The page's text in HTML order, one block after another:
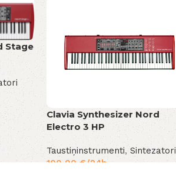
Stage
Clavia Synthesizer Nord
Electro 3 HP
Taustiņinstrumenti, Sintezatori
100,00 €/24h